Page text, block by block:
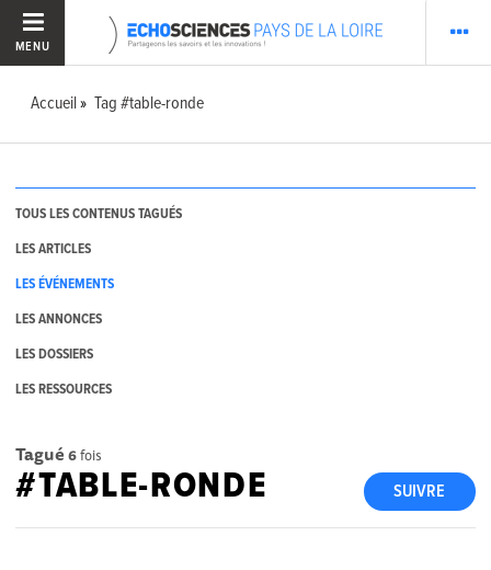
MENU
Accueil Tag #table-ronde
TOUS LES CONTENUS TAGUÉS
LES ARTICLES
LES ÉVÉNEMENTS
LES ANNONCES
LES DOSSIERS
LES RESSOURCES
Tagué 6fois
SUIVRE
#TABLE-RONDE